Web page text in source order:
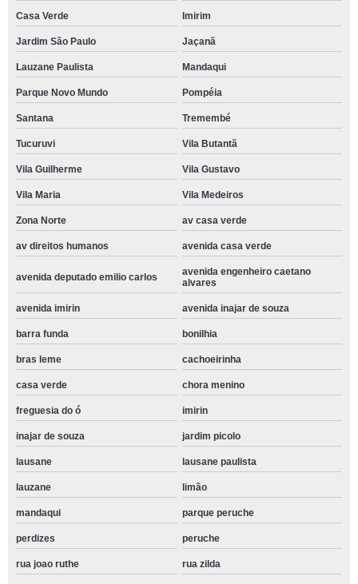
Casa Verde Imirim
Jardim São Paulo Jaçanã
Lauzane Paulista Mandaqui
Parque Novo Mundo Pompéia
Santana Tremembé
Tucuruvi Vila Butantã
Vila Guilherme Vila Gustavo
Vila Maria Vila Medeiros
Zona Norte av casa verde
av direitos humanos avenida casa verde
avenida deputado emilio carlos
avenida engenheiro caetano
alvares
avenida imirin avenida inajar de souza
barra funda bonilhia
bras leme cachoeirinha
casa verde chora menino
freguesia do ó imirin
inajar de souza jardim picolo
lausane lausane paulista
lauzane limão
mandaqui parque peruche
perdizes peruche
rua joao ruthe rua zilda